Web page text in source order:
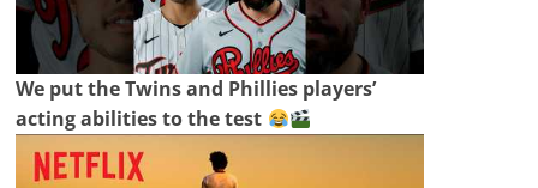
We put the Twins and Phillies players’
acting abilities to the test